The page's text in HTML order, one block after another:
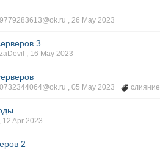
,26 May 2023
3
, 16 May 2023
,05 May 2023 слияние
12 Apr 2023
2